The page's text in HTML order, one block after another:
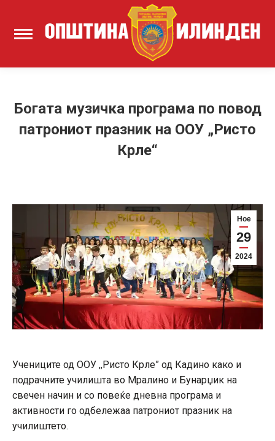
Богата музичка програма по повод
патрониот празник на ООУ „Ристо
Крле“
Ное
29
2024
Учениците од ООУ ,,Ристо Крле” од Кадино како и
подрачните училишта во Мралино и Бунарџик на
свечен начин и со повеќе дневна програма и
активности го одбележаа патрониот празник на
училиштето.